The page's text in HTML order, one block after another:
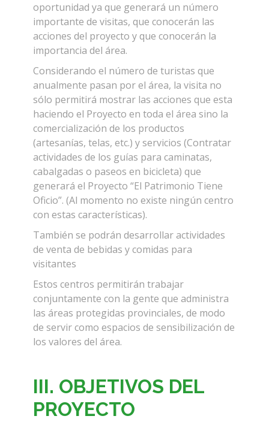
oportunidad ya que generará un número
importante de visitas, que conocerán las
acciones del proyecto y que conocerán la
importancia del área.
Considerando el número de turistas que
anualmente pasan por el área, la visita no
sólo permitirá mostrar las acciones que esta
haciendo el Proyecto en toda el área sino la
comercialización de los productos
(artesanías, telas, etc.) y servicios (Contratar
actividades de los guías para caminatas,
cabalgadas o paseos en bicicleta) que
generará el Proyecto “El Patrimonio Tiene
Oficio”. (Al momento no existe ningún centro
con estas características).
También se podrán desarrollar actividades
de venta de bebidas y comidas para
visitantes
Estos centros permitirán trabajar
conjuntamente con la gente que administra
las áreas protegidas provinciales, de modo
de servir como espacios de sensibilización de
los valores del área.
III. OBJETIVOS DEL
PROYECTO